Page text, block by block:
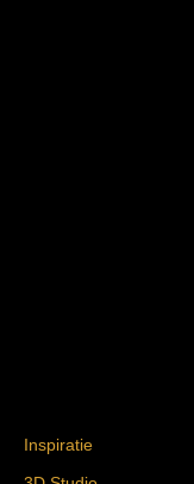
Inspiratie